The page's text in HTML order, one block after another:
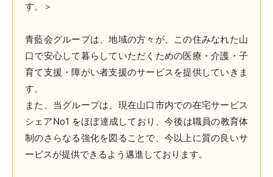
す。＞
青藍会グループは、地域の方々が、この住みなれた山
口で安心して暮らしていただくための医療・介護・子
育て支援・障がい者支援のサービスを提供していきま
す。
また、当グループは、現在山口市内での在宅サービス
シェアNo1 をほぼ達成しており、今後は職員の教育体
制のさらなる強化を図ることで、今以上に質の良いサ
ービスが提供できるよう邁進しております。